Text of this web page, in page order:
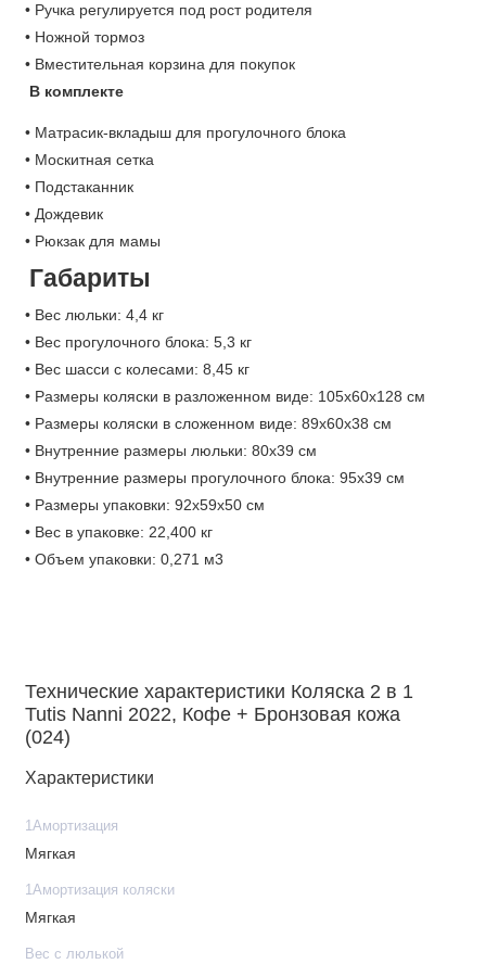
• Ручка регулируется под рост родителя
• Ножной тормоз
• Вместительная корзина для покупок
В комплекте
• Матрасик-вкладыш для прогулочного блока
• Москитная сетка
• Подстаканник
• Дождевик
• Рюкзак для мамы
Габариты
• Вес люльки: 4,4 кг
• Вес прогулочного блока: 5,3 кг
• Вес шасси с колесами: 8,45 кг
• Размеры коляски в разложенном виде: 105х60х128 см
• Размеры коляски в сложенном виде: 89x60x38 см
• Внутренние размеры люльки: 80х39 см
• Внутренние размеры прогулочного блока: 95х39 см
• Размеры упаковки: 92х59х50 см
• Вес в упаковке: 22,400 кг
• Объем упаковки: 0,271 м3
Технические характеристики Коляска 2 в 1
Tutis Nanni 2022, Кофе + Бронзовая кожа
(024)
Характеристики
1Амортизация
Мягкая
1Амортизация коляски
Мягкая
Вес с люлькой